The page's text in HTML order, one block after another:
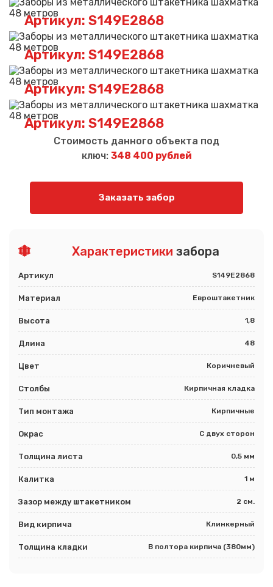
Артикул: S149E2868
Артикул: S149E2868
Артикул: S149E2868
Артикул: S149E2868
Стоимость данного объекта под
ключ: 348 400 рублей
Заказать забор
Характеристики забора
Артикул S149E2868
Материал Евроштакетник
Высота 1,8
Длина 48
Цвет Коричневый
Столбы Кирпичная кладка
Тип монтажа Кирпичные
Окрас С двух сторон
Толщина листа 0,5 мм
Калитка 1 м
Зазор между штакетником 2 см.
Вид кирпича Клинкерный
Толщина кладки В полтора кирпича (380мм)